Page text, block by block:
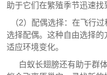
助于它们在繁殖季节迅速找
（2）配偶选择：在飞行
选择配偶。这种自由选择
适应环境变化。
白蚁长翅膀还有助于群